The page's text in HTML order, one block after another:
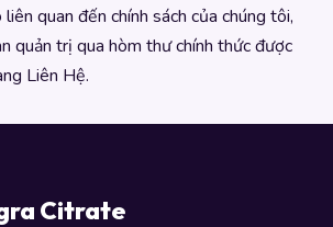
quan đến chính sách của chúng tôi,
quản trị qua hòm thư chính thức được
Liên Hệ.
Citrate